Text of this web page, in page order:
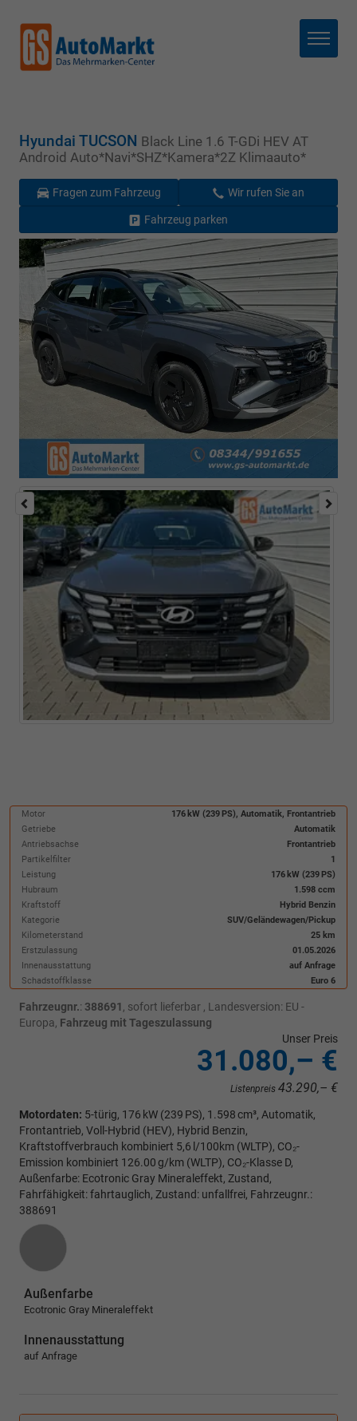
Menü
Hyundai TUCSON Black Line 1.6 T-GDi HEV AT
Android Auto*Navi*SHZ*Kamera*2Z Klimaauto*
Fragen zum Fahrzeug Wir rufen Sie an
Fahrzeug parken
Motor
176 kW (239 PS), Automatik, Frontantrieb
Getriebe
Automatik
Antriebsachse
Frontantrieb
Partikelfilter
1
Leistung
176 kW (239 PS)
Hubraum
1.598 ccm
Kraftstoff
Hybrid Benzin
Kategorie
SUV/Geländewagen/Pickup
Kilometerstand
25 km
Erstzulassung
01.05.2026
Innenausstattung
auf Anfrage
Schadstoffklasse
Euro 6
Fahrzeugnr.: 388691, sofort lieferbar , Landesversion: EU -
Europa, Fahrzeug mit Tageszulassung
Unser Preis
31.080,– €
Listenpreis 43.290,– €
Motordaten: 5-türig, 176 kW (239 PS), 1.598 cm³, Automatik,
Frontantrieb, Voll-Hybrid (HEV), Hybrid Benzin,
Kraftstoffverbrauch kombiniert 5,6 l/100km (WLTP), CO₂-
Emission kombiniert 126.00 g/km (WLTP), CO₂-Klasse D,
Außenfarbe: Ecotronic Gray Mineraleffekt, Zustand,
Fahrfähigkeit: fahrtauglich, Zustand: unfallfrei, Fahrzeugnr.:
388691
Außenfarbe
Ecotronic Gray Mineraleffekt
Innenausstattung
auf Anfrage